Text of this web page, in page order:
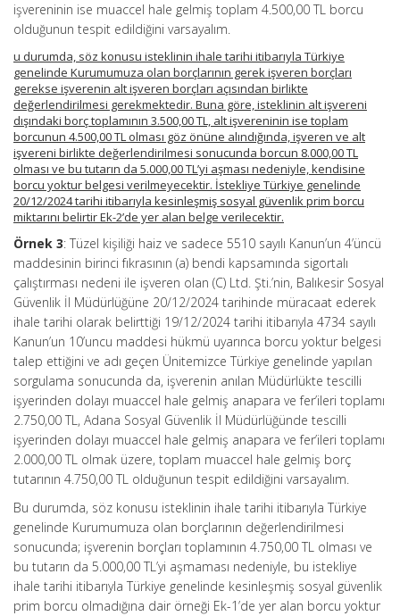
işvereninin ise muaccel hale gelmiş toplam 4.500,00 TL borcu
olduğunun tespit edildiğini varsayalım.
u durumda, söz konusu isteklinin ihale tarihi itibarıyla Türkiye
genelinde Kurumumuza olan borçlarının gerek işveren borçları
gerekse işverenin alt işveren borçları açısından birlikte
değerlendirilmesi gerekmektedir. Buna göre, isteklinin alt işvereni
dışındaki borç toplamının 3.500,00 TL, alt işvereninin ise toplam
borcunun 4.500,00 TL olması göz önüne alındığında, işveren ve alt
işvereni birlikte değerlendirilmesi sonucunda borcun 8.000,00 TL
olması ve bu tutarın da 5.000,00 TL’yi aşması nedeniyle, kendisine
borcu yoktur belgesi verilmeyecektir. İstekliye Türkiye genelinde
20/12/2024 tarihi itibarıyla kesinleşmiş sosyal güvenlik prim borcu
miktarını belirtir Ek-2’de yer alan belge verilecektir.
Örnek 3: Tüzel kişiliği haiz ve sadece 5510 sayılı Kanun’un 4’üncü
maddesinin birinci fıkrasının (a) bendi kapsamında sigortalı
çalıştırması nedeni ile işveren olan (C) Ltd. Şti.’nin, Balıkesir Sosyal
Güvenlik İl Müdürlüğüne 20/12/2024 tarihinde müracaat ederek
ihale tarihi olarak belirttiği 19/12/2024 tarihi itibarıyla 4734 sayılı
Kanun’un 10’uncu maddesi hükmü uyarınca borcu yoktur belgesi
talep ettiğini ve adı geçen Ünitemizce Türkiye genelinde yapılan
sorgulama sonucunda da, işverenin anılan Müdürlükte tescilli
işyerinden dolayı muaccel hale gelmiş anapara ve fer’ileri toplamı
2.750,00 TL, Adana Sosyal Güvenlik İl Müdürlüğünde tescilli
işyerinden dolayı muaccel hale gelmiş anapara ve fer’ileri toplamı
2.000,00 TL olmak üzere, toplam muaccel hale gelmiş borç
tutarının 4.750,00 TL olduğunun tespit edildiğini varsayalım.
Bu durumda, söz konusu isteklinin ihale tarihi itibarıyla Türkiye
genelinde Kurumumuza olan borçlarının değerlendirilmesi
sonucunda; işverenin borçları toplamının 4.750,00 TL olması ve
bu tutarın da 5.000,00 TL’yi aşmaması nedeniyle, bu istekliye
ihale tarihi itibarıyla Türkiye genelinde kesinleşmiş sosyal güvenlik
prim borcu olmadığına dair örneği Ek-1’de yer alan borcu yoktur